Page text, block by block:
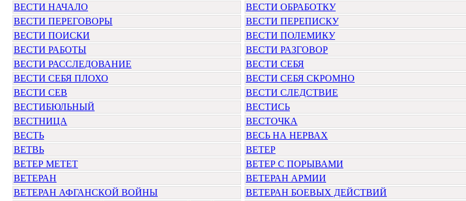
ВЕСТИ НАЧАЛО
ВЕСТИ ОБРАБОТКУ
ВЕСТИ ПЕРЕГОВОРЫ
ВЕСТИ ПЕРЕПИСКУ
ВЕСТИ ПОИСКИ
ВЕСТИ ПОЛЕМИКУ
ВЕСТИ РАБОТЫ
ВЕСТИ РАЗГОВОР
ВЕСТИ РАССЛЕДОВАНИЕ
ВЕСТИ СЕБЯ
ВЕСТИ СЕБЯ ПЛОХО
ВЕСТИ СЕБЯ СКРОМНО
ВЕСТИ СЕВ
ВЕСТИ СЛЕДСТВИЕ
ВЕСТИБЮЛЬНЫЙ
ВЕСТИСЬ
ВЕСТНИЦА
ВЕСТОЧКА
ВЕСТЬ
ВЕСЬ НА НЕРВАХ
ВЕТВЬ
ВЕТЕР
ВЕТЕР МЕТЕТ
ВЕТЕР С ПОРЫВАМИ
ВЕТЕРАН
ВЕТЕРАН АРМИИ
ВЕТЕРАН АФГАНСКОЙ ВОЙНЫ
ВЕТЕРАН БОЕВЫХ ДЕЙСТВИЙ